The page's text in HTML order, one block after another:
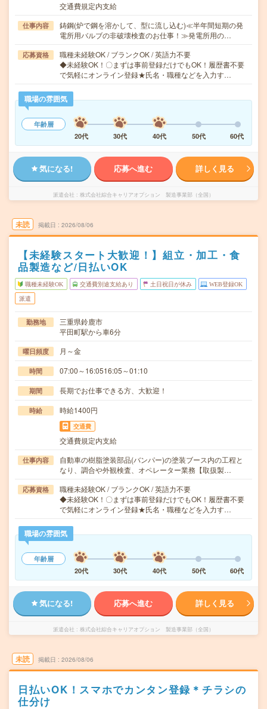
交通費規定内支給
仕事内容
鋳鋼(炉で鋼を溶かして、型に流し込む)≪半年間短期の発
電所用バルブの非破壊検査のお仕事！≫発電所用の…
応募資格
職種未経験OK / ブランクOK / 英語力不要
◆未経験OK！〇まずは事前登録だけでもOK！履歴書不要
で気軽にオンライン登録★氏名・職種などを入力す…
職場の雰囲気
年齢層
20代
30代 40代 50代 60代
気になる! 応募へ進む 詳しく見る
派遣会社 株式会社綜合キャリアオプション 製造事業部（全国）
未読 掲載日 2026/08/06
【未経験スタート大歓迎！】組立・加工・食
品製造など/日払いOK
職種未経験OK 交通費別途支給あり 土日祝日が休み WEB登録OK
派遣
勤務地
三重県鈴鹿市
平田町駅から車6分
曜日頻度 月～金
時間 07:00～16:0516:05～01:10
期間 長期でお仕事できる方、大歓迎！
時給 時給1400円
交通費
交通費規定内支給
仕事内容
自動車の樹脂塗装部品(バンパー)の塗装ブース内の工程と
なり、調合や外観検査、オペレーター業務【取扱製…
応募資格
職種未経験OK / ブランクOK / 英語力不要
◆未経験OK！〇まずは事前登録だけでもOK！履歴書不要
で気軽にオンライン登録★氏名・職種などを入力す…
職場の雰囲気
年齢層
20代
30代 40代 50代 60代
気になる! 応募へ進む 詳しく見る
派遣会社 株式会社綜合キャリアオプション 製造事業部（全国）
未読 掲載日 2026/08/06
日払いOK！スマホでカンタン登録＊チラシの
仕分け